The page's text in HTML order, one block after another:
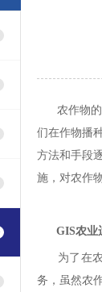
农作物
们在作物播
方法和手段
施，对农作
GIS农业
为了在农
务，虽然农